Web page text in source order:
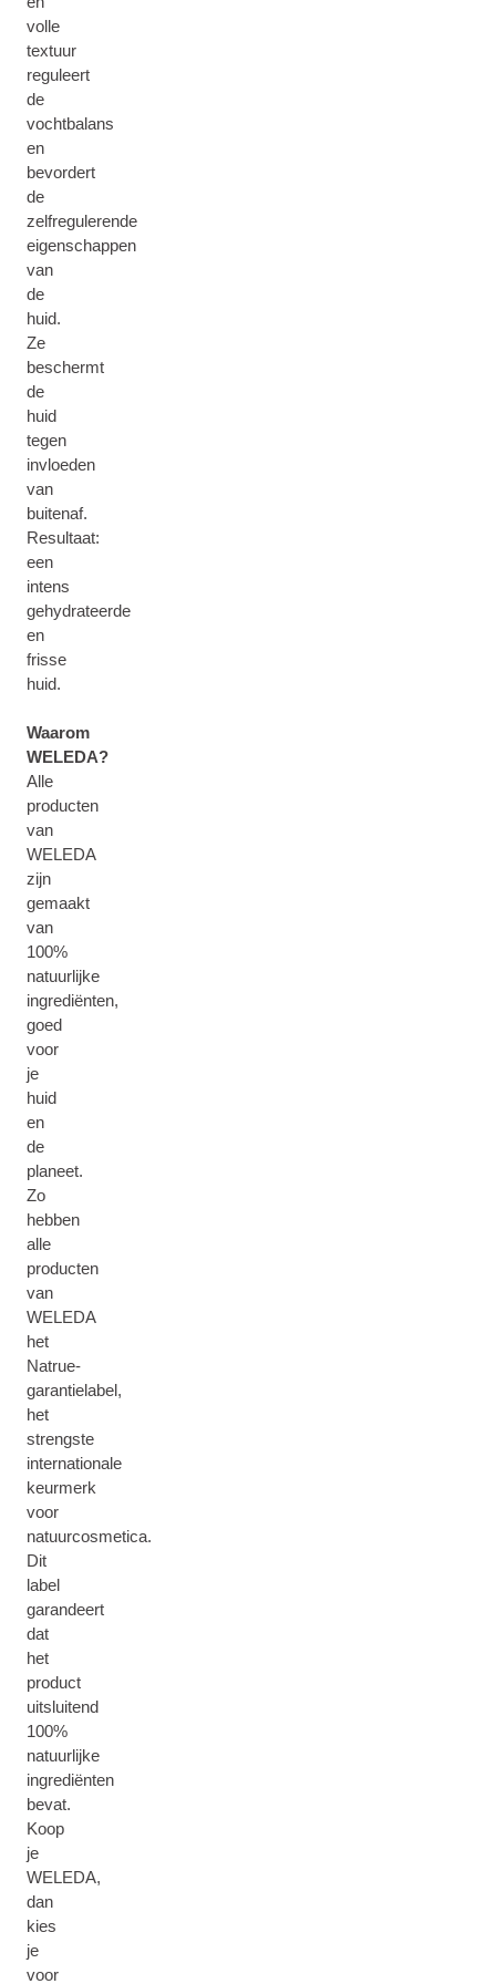
volle
textuur
reguleert
de
vochtbalans
en
bevordert
de
zelfregulerende
eigenschappen
van
de
huid.
Ze
beschermt
de
huid
tegen
invloeden
van
buitenaf.
Resultaat:
een
intens
gehydrateerde
en
frisse
huid.
Waarom
WELEDA?
Alle
producten
van
WELEDA
zijn
gemaakt
van
100%
natuurlijke
ingrediënten,
goed
voor
je
huid
en
de
planeet.
Zo
hebben
alle
producten
van
WELEDA
het
Natrue-
garantielabel,
het
strengste
internationale
keurmerk
voor
natuurcosmetica.
Dit
label
garandeert
dat
het
product
uitsluitend
100%
natuurlijke
ingrediënten
bevat.
Koop
je
WELEDA,
dan
kies
je
voor